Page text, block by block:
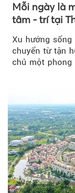
Mỗi ngày là
tâm - trí tại
Xu hướng
chuyển từ tận
chủ một phong